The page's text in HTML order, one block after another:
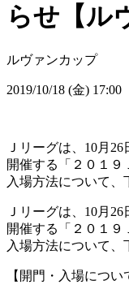
らせ【ル
ルヴァンカップ
2019/10/18 (金) 17:00
Ｊリーグは、10月
開催する「２０１
入場方法について
Ｊリーグは、10月
開催する「２０１
入場方法について、
【開門・入場につい